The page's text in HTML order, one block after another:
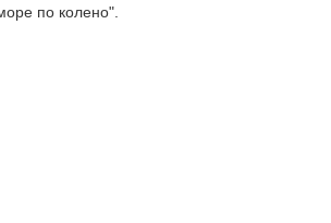
по колено".